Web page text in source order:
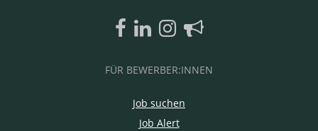
FÜR BEWERBER:INNEN
Job suchen
Job Alert